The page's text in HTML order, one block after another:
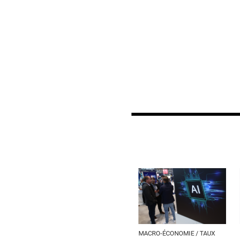
MACRO-ÉCONOMIE / TAUX